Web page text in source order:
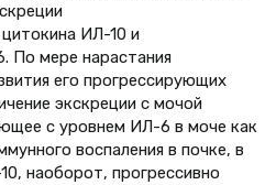
ИЛ-10 и
По мере нарастания
его прогрессирующих
экскреции с мочой
с уровнем ИЛ-6 в моче как
воспаления в почке, в
наоборот, прогрессивно